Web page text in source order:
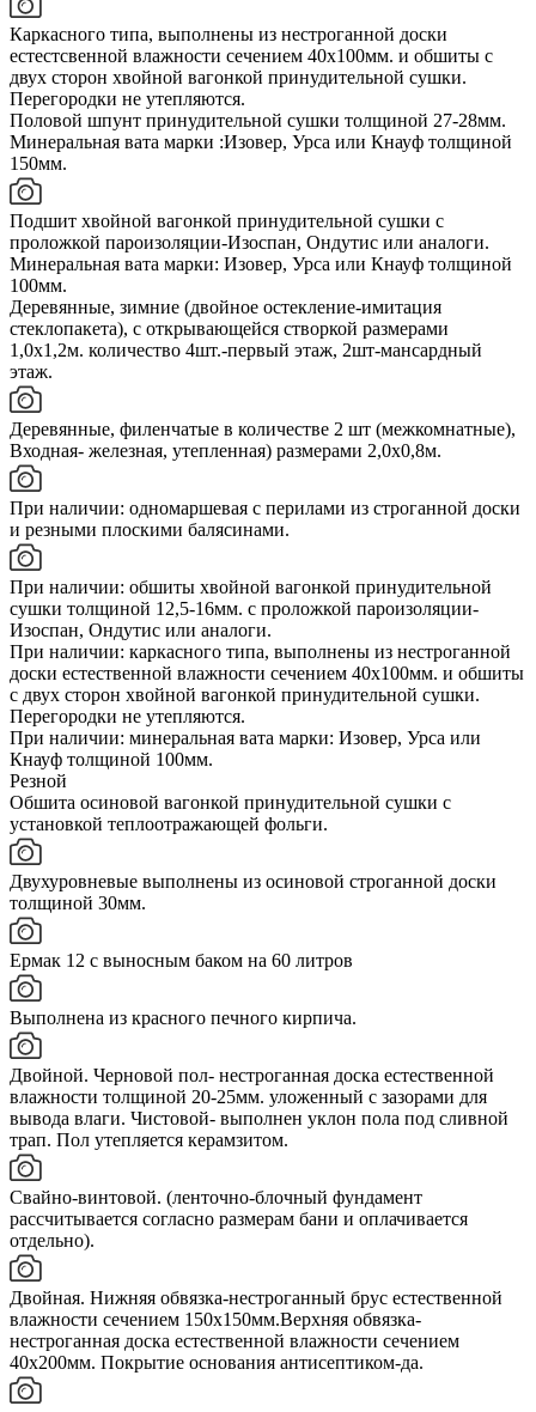
Каркасного типа, выполнены из нестроганной доски
естестсвенной влажности сечением 40х100мм. и обшиты с
двух сторон хвойной вагонкой принудительной сушки.
Перегородки не утепляются.
Половой шпунт принудительной сушки толщиной 27-28мм.
Минеральная вата марки :Изовер, Урса или Кнауф толщиной
150мм.
Подшит хвойной вагонкой принудительной сушки с
проложкой пароизоляции-Изоспан, Ондутис или аналоги.
Минеральная вата марки: Изовер, Урса или Кнауф толщиной
100мм.
Деревянные, зимние (двойное остекление-имитация
стеклопакета), с открывающейся створкой размерами
1,0х1,2м. количество 4шт.-первый этаж, 2шт-мансардный
этаж.
Деревянные, филенчатые в количестве 2 шт (межкомнатные),
Входная- железная, утепленная) размерами 2,0х0,8м.
При наличии: одномаршевая с перилами из строганной доски
и резными плоскими балясинами.
При наличии: обшиты хвойной вагонкой принудительной
сушки толщиной 12,5-16мм. с проложкой пароизоляции-
Изоспан, Ондутис или аналоги.
При наличии: каркасного типа, выполнены из нестроганной
доски естественной влажности сечением 40х100мм. и обшиты
с двух сторон хвойной вагонкой принудительной сушки.
Перегородки не утепляются.
При наличии: минеральная вата марки: Изовер, Урса или
Кнауф толщиной 100мм.
Резной
Обшита осиновой вагонкой принудительной сушки с
установкой теплоотражающей фольги.
Двухуровневые выполнены из осиновой строганной доски
толщиной 30мм.
Ермак 12 с выносным баком на 60 литров
Выполнена из красного печного кирпича.
Двойной. Черновой пол- нестроганная доска естественной
влажности толщиной 20-25мм. уложенный с зазорами для
вывода влаги. Чистовой- выполнен уклон пола под сливной
трап. Пол утепляется керамзитом.
Свайно-винтовой. (ленточно-блочный фундамент
рассчитывается согласно размерам бани и оплачивается
отдельно).
Двойная. Нижняя обвязка-нестроганный брус естественной
влажности сечением 150х150мм.Верхняя обвязка-
нестроганная доска естественной влажности сечением
40х200мм. Покрытие основания антисептиком-да.